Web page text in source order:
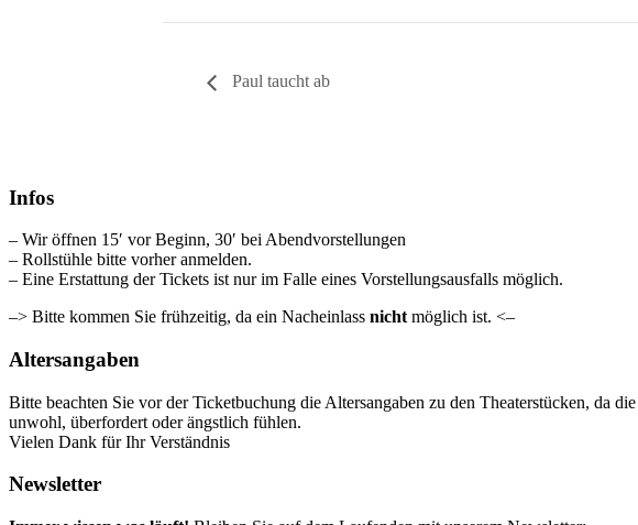
Paul taucht ab
Infos
– Wir öffnen 15′ vor Beginn, 30′ bei Abendvorstellungen
– Rollstühle bitte vorher anmelden.
– Eine Erstattung der Tickets ist nur im Falle eines Vorstellungsausfalls möglich.
–> Bitte kommen Sie frühzeitig, da ein Nacheinlass nicht möglich ist. <–
Altersangaben
Bitte beachten Sie vor der Ticketbuchung die Altersangaben zu den Theaterstücken, da
unwohl, überfordert oder ängstlich fühlen.
Vielen Dank für Ihr Verständnis
Newsletter